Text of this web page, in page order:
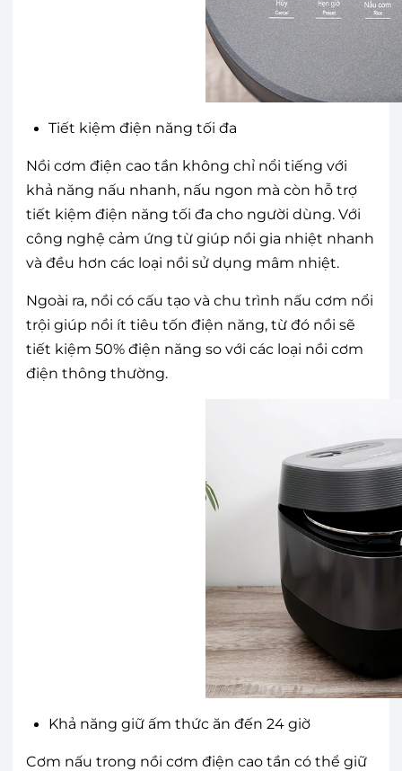
Tiết kiệm điện năng tối đa
Nồi cơm điện cao tần không chỉ nổi tiếng với
khả năng nấu nhanh, nấu ngon mà còn hỗ trợ
tiết kiệm điện năng tối đa cho người dùng. Với
công nghệ cảm ứng từ giúp nồi gia nhiệt nhanh
và đều hơn các loại nồi sử dụng mâm nhiệt.
Ngoài ra, nồi có cấu tạo và chu trình nấu cơm nổi
trội giúp nồi ít tiêu tốn điện năng, từ đó nồi sẽ
tiết kiệm 50% điện năng so với các loại nồi cơm
điện thông thường.
Khả năng giữ ấm thức ăn đến 24 giờ
Cơm nấu trong nồi cơm điện cao tần có thể giữ